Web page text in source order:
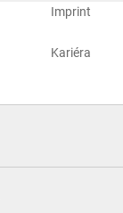
Imprint
Kariéra